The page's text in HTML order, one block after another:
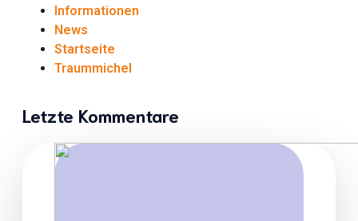
Informationen
News
Startseite
Traummichel
Letzte Kommentare